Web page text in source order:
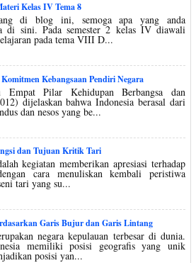
Kelas IV Tema 8
di blog ini, semoga apa yang anda
di sini. Pada semester 2 kelas IV diawali
pada tema VIII D...
Kebangsaan Pendiri Negara
Empat Pilar Kehidupan Berbangsa dan
dijelaskan bahwa Indonesia berasal dari
dan nesos yang be...
dan Tujuan Kritik Tari
kegiatan memberikan apresiasi terhadap
cara menuliskan kembali peristiwa
tari yang su...
Garis Bujur dan Garis Lintang
negara kepulauan terbesar di dunia.
memiliki posisi geografis yang unik
posisi yan...